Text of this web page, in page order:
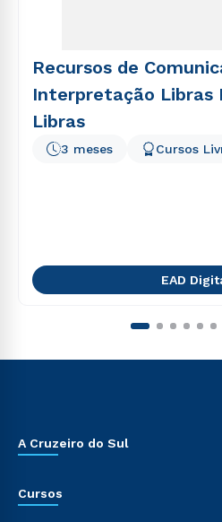
Recursos de
Interpretação Libras
Libras
3 meses Cursos
EAD
A Cruzeiro do Sul
Cursos